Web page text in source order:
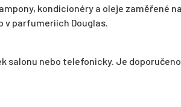
kondicionéry a oleje zaměřené na
v parfumeriích Douglas.
salonu nebo telefonicky. Je doporučeno